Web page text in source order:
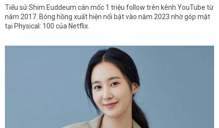
Tiểu sử Shim Euddeum cán mốc 1 triệu follow trên kênh YouTube từ
năm 2017. Bóng hồng xuất hiện nổi bật vào năm 2023 nhờ góp mặt
tại Physical: 100 của Netflix.